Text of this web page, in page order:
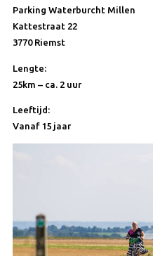
Parking Waterburcht Millen
Kattestraat 22
3770 Riemst
Lengte:
25km – ca. 2 uur
Leeftijd:
Vanaf 15 jaar